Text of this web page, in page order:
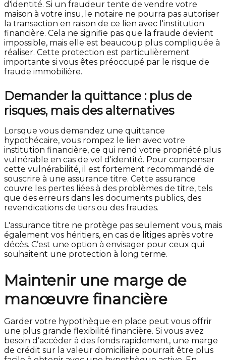
d'identité. Si un fraudeur tente de vendre votre
maison à votre insu, le notaire ne pourra pas autoriser
la transaction en raison de ce lien avec l'institution
financière. Cela ne signifie pas que la fraude devient
impossible, mais elle est beaucoup plus compliquée à
réaliser. Cette protection est particulièrement
importante si vous êtes préoccupé par le risque de
fraude immobilière.
Demander la quittance : plus de
risques, mais des alternatives
Lorsque vous demandez une quittance
hypothécaire, vous rompez le lien avec votre
institution financière, ce qui rend votre propriété plus
vulnérable en cas de vol d'identité. Pour compenser
cette vulnérabilité, il est fortement recommandé de
souscrire à une assurance titre. Cette assurance
couvre les pertes liées à des problèmes de titre, tels
que des erreurs dans les documents publics, des
revendications de tiers ou des fraudes.
L'assurance titre ne protège pas seulement vous, mais
également vos héritiers, en cas de litiges après votre
décès. C’est une option à envisager pour ceux qui
souhaitent une protection à long terme.
Maintenir une marge de
manœuvre financière
Garder votre hypothèque en place peut vous offrir
une plus grande flexibilité financière. Si vous avez
besoin d’accéder à des fonds rapidement, une marge
de crédit sur la valeur domiciliaire pourrait être plus